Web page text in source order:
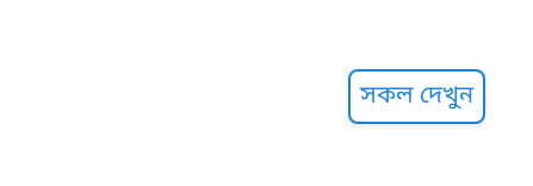
সকল দেখুন